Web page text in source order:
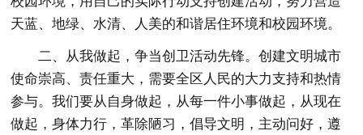
天蓝、地绿、水清、人美的和谐居住环境和校园环境。
二、从我做起，争当创卫活动先锋。创建文明城市
使命崇高、责任重大，需要全区人民的大力支持和热情
参与。我们要从自身做起，从每一件小事做起，从现在
做起，身体力行，革除陋习，倡导文明，主动问好，遵